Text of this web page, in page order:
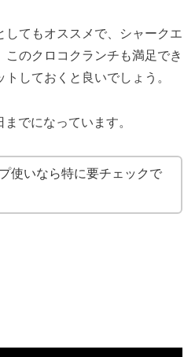
してもオススメで、シャークエ
このクロコクランチも満足でき
しておくと良いでしょう。
でになっています。
使いなら特に要チェックで